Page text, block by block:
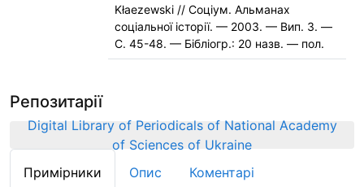
Kłaezewski // Соціум. Альманах
соціальної історії. — 2003. — Вип. 3. —
С. 45-48. — Бібліогр.: 20 назв. — пол.
Репозитарії
Digital Library of Periodicals of National Academy
of Sciences of Ukraine
Примірники
Опис Коментарі